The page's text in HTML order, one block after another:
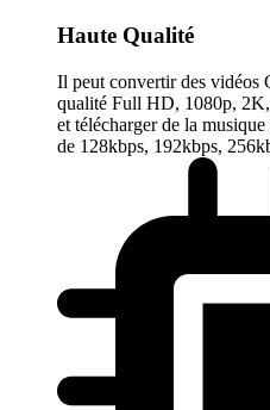
Haute Qualité
Il peut convertir des vidéos
qualité Full HD, 1080p,
et télécharger de la
de 128kbps, 192kbps,